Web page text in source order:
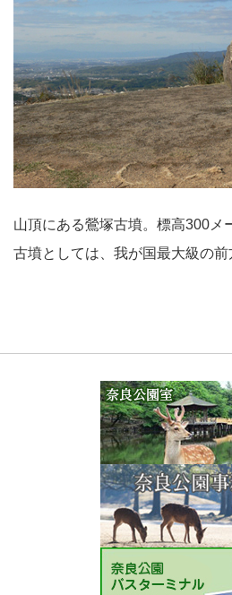
山頂にある鶯塚古墳。標高300メ
古墳としては、我が国最大級の前